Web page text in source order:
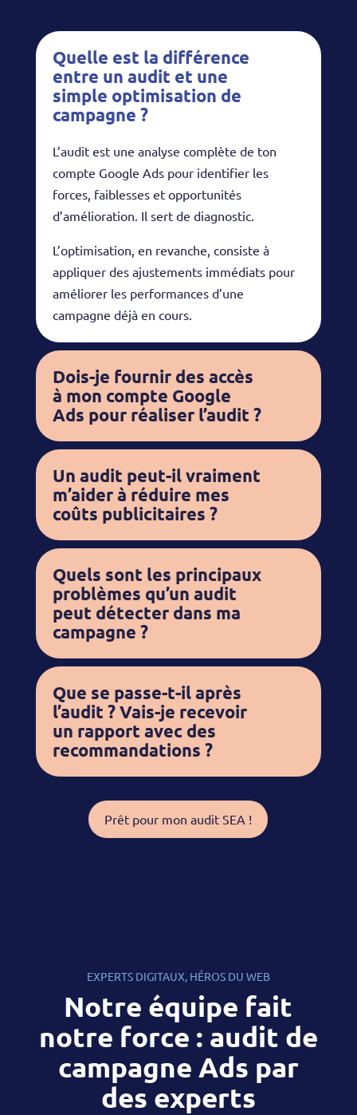
Quelle est la différence
entre un audit et une
simple optimisation de
campagne ?
L’audit est une analyse complète de ton
compte Google Ads pour identifier les
forces, faiblesses et opportunités
d’amélioration. Il sert de diagnostic.
L’optimisation, en revanche, consiste à
appliquer des ajustements immédiats pour
améliorer les performances d’une
campagne déjà en cours.
Dois-je fournir des accès
à mon compte Google
Ads pour réaliser l’audit ?
Un audit peut-il vraiment
m’aider à réduire mes
coûts publicitaires ?
Quels sont les principaux
problèmes qu’un audit
peut détecter dans ma
campagne ?
Que se passe-t-il après
l’audit ? Vais-je recevoir
un rapport avec des
recommandations ?
Prêt pour mon audit SEA !
EXPERTS DIGITAUX, HÉROS DU WEB
Notre équipe fait
notre force : audit de
campagne Ads par
des experts